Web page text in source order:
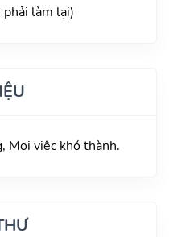
phải làm lại)
Mọi việc khó thành.